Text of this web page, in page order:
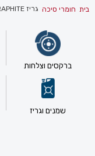
בית חומרי סיכה גריז NLGI-2 GRAPHITE
ברקסים וצלחות
שמנים וגריז